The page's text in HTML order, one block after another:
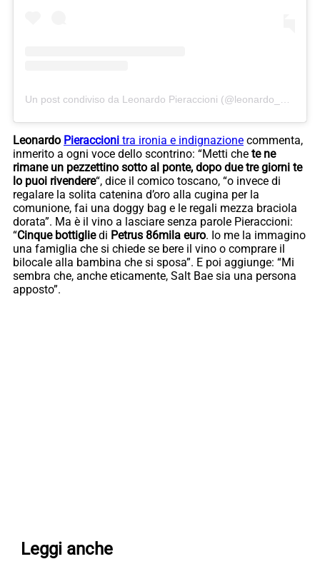
Leonardo Pieraccioni tra ironia e indignazione commenta,
inmerito a ogni voce dello scontrino: “Metti che te ne
rimane un pezzettino sotto al ponte, dopo due tre giorni te
lo puoi rivendere“, dice il comico toscano, “o invece di
regalare la solita catenina d’oro alla cugina per la
comunione, fai una doggy bag e le regali mezza braciola
dorata”. Ma è il vino a lasciare senza parole Pieraccioni:
“Cinque bottigliedi Petrus 86mila euro. Io me la immagino
una famiglia che si chiede se bere il vino o comprare il
bilocale alla bambina che si sposa”. E poi aggiunge: “Mi
sembra che, anche eticamente, Salt Bae sia una persona
apposto”.
Leggi anche